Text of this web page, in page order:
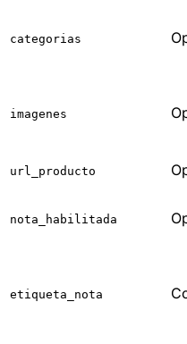
categorias
imagenes
url_producto
nota_habilitada
etiqueta_nota